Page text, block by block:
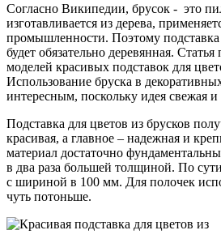
Согласно Википедии, брусок - это
изготавливается из дерева,
промышленности. Поэтому подставка
будет обязательно деревянная.
моделей красивых подставок для
Использование бруска в
интересным, поскольку идея свежая и
Подставка для цветов из брусков
красивая, а главное – надежная и
материал достаточно
в два раза большей толщиной. По
с шириной в 100 мм. Для полочек
чуть потоньше.